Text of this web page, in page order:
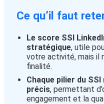
Ce qu’il faut
Le score SSI
stratégique, utile
votre activité, mais il
finalité.
Chaque pilier du
précis, permettant
engagement et la